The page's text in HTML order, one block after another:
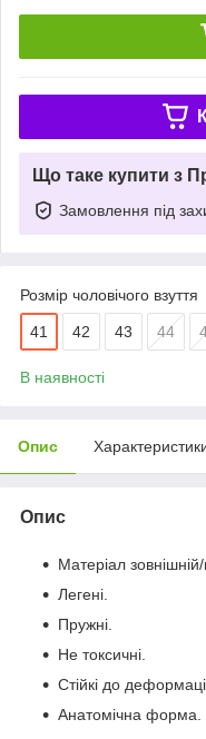
Що таке купити з
Замовлення під
Розмір чоловічого взуття
41 42 43 44
В наявності
Опис
Опис
Матеріал
Легені.
Пружні.
Не токсичні.
Стійкі до
Анатомічна форма.